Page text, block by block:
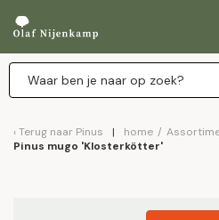
Terug naar Pinus home /
Pinus mugo 'Klosterkötter'